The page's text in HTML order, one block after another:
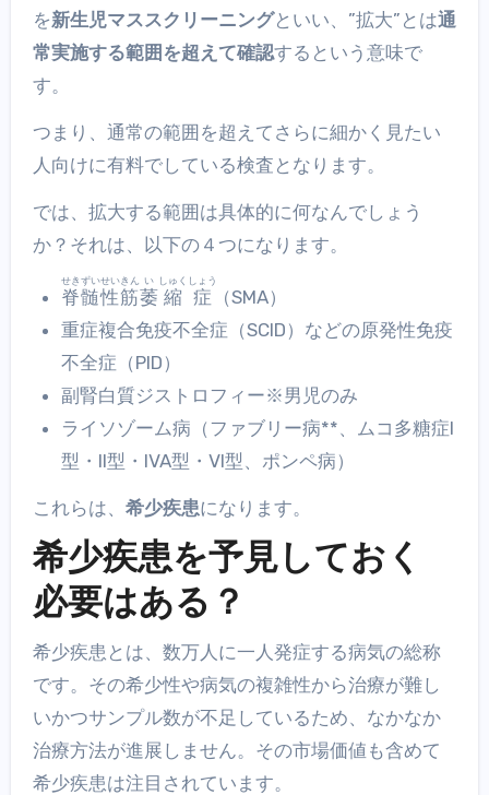
を新生児マススクリーニングといい、”拡大”とは通
常実施する範囲を超えて確認するという意味で
す。
つまり、通常の範囲を超えてさらに細かく見たい
人向けに有料でしている検査となります。
では、拡大する範囲は具体的に何なんでしょう
か？それは、以下の４つになります。
脊
せき
髄
ずい
性
せい
筋
きん
萎
い
縮
しゅく
症
しょう
（SMA）
重症複合免疫不全症（SCID）などの原発性免疫
不全症（PID）
副腎白質ジストロフィー※男児のみ
ライソゾーム病（ファブリー病**、ムコ多糖症I
型・II型・IVA型・VI型、ポンペ病）
これらは、 希少疾患になります。
希少疾患を予見しておく
必要はある？
希少疾患とは、数万人に一人発症する病気の総称
です。その希少性や病気の複雑性から治療が難し
いかつサンプル数が不足しているため、なかなか
治療方法が進展しません。その市場価値も含めて
希少疾患は注目されています。